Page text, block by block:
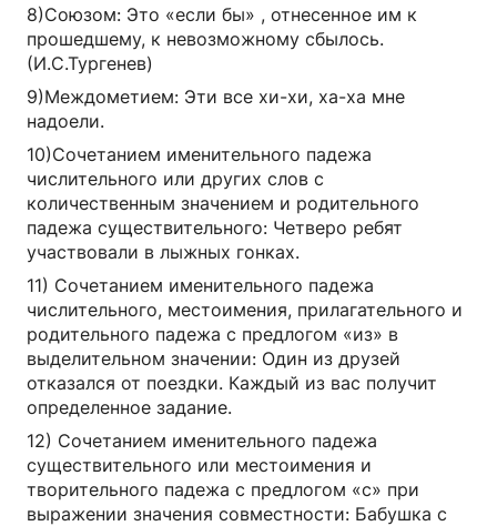
8)Союзом: Это «если бы» , отнесенное им к
прошедшему, к невозможному сбылось.
(И.С.Тургенев)
9)Междометием: Эти все хи-хи, ха-ха мне
надоели.
10)Сочетанием именительного падежа
числительного или других слов с
количественным значением и родительного
падежа существительного: Четверо ребят
участвовали в лыжных гонках.
11) Сочетанием именительного падежа
числительного, местоимения, прилагательного и
родительного падежа с предлогом «из» в
выделительном значении: Один из друзей
отказался от поездки. Каждый из вас получит
определенное задание.
12) Сочетанием именительного падежа
существительного или местоимения и
творительного падежа с предлогом «с» при
выражении значения совместности: Бабушка с